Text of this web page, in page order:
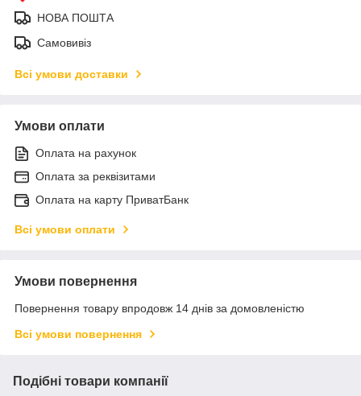
НОВА ПОШТА
Самовивіз
Всі умови доставки
Умови оплати
Оплата на рахунок
Оплата за реквізитами
Оплата на карту ПриватБанк
Всі умови оплати
Умови повернення
Повернення товару впродовж 14 днів за домовленістю
Всі умови повернення
Подібні товари компанії